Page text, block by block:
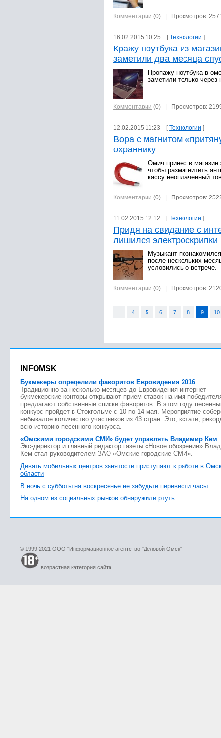
Комментарии (0) | Просмотров:
16.02.2015 10:25 [Технологии ]
Кражу ноутбука из
заметили два месяца
Пропажу ноутбука в
заметили только
Комментарии (0) | Просмотров:
12.02.2015 11:23 [Технологии ]
Вора с магнитом
охраннику
Омич принес в магазин
чтобы размагнитить
кассу неоплаченный
Комментарии (0) | Просмотров:
11.02.2015 12:12 [Технологии ]
Придя на свидание с
лишился электроскрипки
Музыкант
после нескольких
условились о встрече.
Комментарии (0) | Просмотров:
4 5 6 7 8 9 10
INFOMSK
Букмекеры определили фаворитов Евровидения 2016
Традиционно за несколько месяцев до Евровидения интернет
букмекерские конторы открывают прием ставок на имя
предлагают собственные списки фаворитов. В этом году
конкурс пройдет в Стокгольме с 10 по 14 мая. Мероприятие
небывалое количество участников из 43 стран. Это, кстати,
всю историю песенного конкурса.
«Омскими городскими СМИ» будет управлять Владимир Кем
Экс-директор и главный редактор газеты «Новое обозрение»
Кем стал руководителем ЗАО «Омские городские СМИ».
Девять мобильных центров занятости приступают к работе в
области
В ночь с субботы на воскресенье не забудьте перевести часы
На одном из социальных рынков обнаружили ртуть
© 1999-2021 ООО "Информационное агентство "Деловой Омск"
возрастная категория сайта